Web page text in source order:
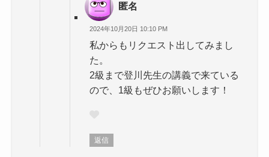
匿名
2024年10月20日 10:10 PM
私からもリクエスト出してみまし
た。
2級まで登川先生の講義で来ている
ので、1級もぜひお願いします！
返信